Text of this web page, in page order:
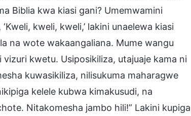
Biblia kwa kiasi gani? Umemwamini
kweli, kweli,’ lakini unaelewa kiasi
na wote wakaangaliana. Mume wangu
kwetu. Usiposikiliza, utajuaje kama ni
kuwasikiliza, nilisukuma maharagwe
kelele kubwa kimakusudi, na
Nitakomesha jambo hili!” Lakini kupiga